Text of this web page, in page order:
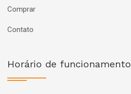
Comprar
Contato
Horário de funcionamento